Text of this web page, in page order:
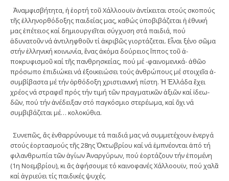
Ἀναμφισβήτητα, ἡ ἑορ­τή τοῦ Χάλλοουϊν ἀντίκειται στούς σκοπούς
τῆς ἑλ­λη­νορ­θόδοξης παιδείας μας, καθώς ὑ­ποβιβάζεται ἡ ἐθνική
μας ἐπέτειος καί δημιουργεῖται σύγχυση στά παι­διά, πού
ἀδυνατοῦν νά ἀντιληφθοῦν τί ἀ­κριβῶς γιορτάζεται. Εἶναι ξένο σῶμα
στήν ἑλληνική κοινωνία, ἕνας ἀ­κό­μα δούρειος ἵπ­πος τοῦ ἀ­
ποκρυφισμοῦ καί τῆς παν­­θρη­σκείας, πού μέ -φαινομενικά- ἀθῶο
πρόσωπο ἐπι­δι­ώκει νά ἐξοικειώσει τούς ἀν­θρώπους μέ στοιχεῖα ἀ­
συμ­βίβαστα μέ τήν ὀρθόδο­ξη χρι­­στια­νική πίστη. Ἡ Ἑλ­­λάδα ἔχει
χρέ­ος νά στραφεῖ πρός τήν τιμή τῶν πραγ­ματι­κῶν ἀ­ξιῶν καί ἰδεω­
δῶν, πού τήν ἀ­νέδειξαν στό παγκόσμιο στε­ρέωμα, καί ὄχι νά
συμβιβάζεται μέ… κολοκύ­θια.
Συνεπῶς, ἄς ἐνθαρρύνουμε τά παι­­διά μας νά συμ­μετέχουν ἐνεργά
στούς ἑορτασμούς τῆς 28ης Ὀ­κτω­­βρίου καί νά ἐμπνέονται ἀ­πό τή
φιλανθρωπία τῶν ἁ­­γίων Ἀναργύρων, πού ἑορτάζουν τήν ἑπομένη
(1η Νο­εμβρί­ου), κι ἄς ἀφήσου­με τό καινοφανές Χάλλοουϊν, πού χαλᾶ
καί ἀγριεύει τίς παι­δι­κές ψυχές.